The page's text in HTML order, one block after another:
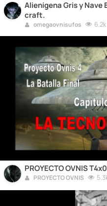
Alienígena Gris y Nave
craft.
omegaovnisufos 6.2k
PROYECTO OVNIS
PROYECTO OVNIS